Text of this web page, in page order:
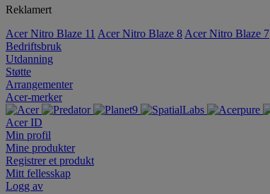
Reklamert
Acer Nitro Blaze 11 Acer Nitro Blaze 8 Acer Nitro Blaze 7
Bedriftsbruk
Utdanning
Støtte
Arrangementer
Acer-merker
Acer ID
Min profil
Mine produkter
Registrer et produkt
Mitt fellesskap
Logg av